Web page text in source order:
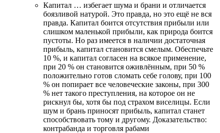
Капитал … избегает шума и брани и отличается
боязливой натурой. Это правда, но это ещё не вся
правда. Капитал боится отсутствия прибыли или
слишком маленькой прибыли, как природа боится
пустоты. Но раз имеется в наличии достаточная
прибыль, капитал становится смелым. Обеспечьте
10 %, и капитал согласен на всякое применение,
при 20 % он становится оживлённым, при 50 %
положительно готов сломать себе голову, при 100
% он попирает все человеческие законы, при 300
% нет такого преступления, на которое он не
рискнул бы, хотя бы под страхом виселицы. Если
шум и брань приносят прибыль, капитал станет
способствовать тому и другому. Доказательство:
контрабанда и торговля рабами